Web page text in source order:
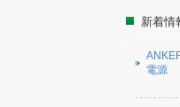
新着情
電源